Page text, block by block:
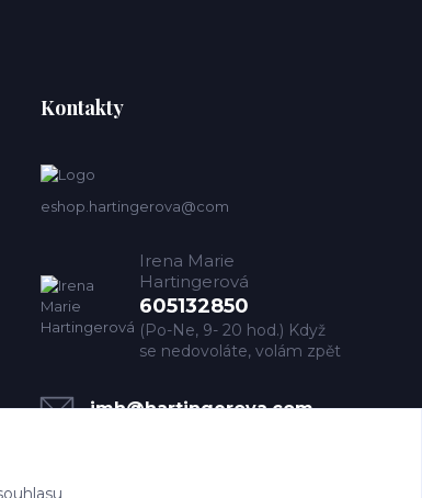
Kontakty
eshop.hartingerova@com
Irena Marie
Hartingerová
605132850
(Po-Ne, 9- 20 hod.) Když
se nedovoláte, volám zpět
imh@hartingerova.com